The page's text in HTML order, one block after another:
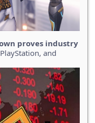
proves industry
and